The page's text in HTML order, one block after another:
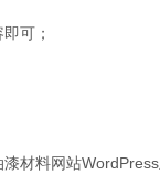
可；
材料网站